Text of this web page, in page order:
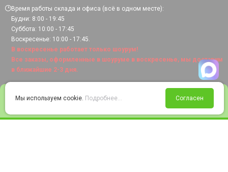
Войти Избранное Корзина
Время работы склада и офиса (всё в одном месте):
Будни: 8:00 - 19:45
Суббота: 10:00 - 17:45
Воскресенье: 10:00 - 17:45.
В воскресенье работает только шоурум!
Все заказы, оформленные в шоуруме в воскресенье, мы доставим
в ближайшие 2-3 дня.
Мы используем cookie. Подробнее... Согласен